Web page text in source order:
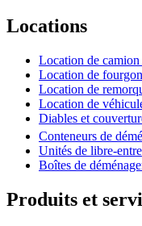
Locations
Location de camion
Location de
Location de
Location de
Diables et
Conteneurs de
Unités de libre-
Boîtes de
Produits et